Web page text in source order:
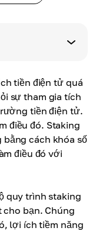
tiền điện tử quá
sự tham gia tích
tiền điện tử.
điều đó. Staking
cách khóa số
điều đó với
quy trình staking
bạn. Chúng
lợi ích tiềm năng